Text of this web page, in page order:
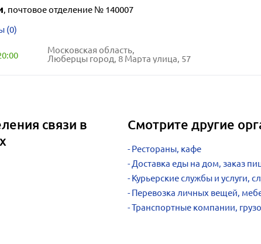
, почтовое отделение № 140007
(0)
Московская область,
Люберцы город, 8 Марта улица, 57
связи в
Смотрите другие
Рестораны, кафе
Доставка еды на дом, заказ
Курьерские службы и услуги,
Перевозка личных вещей,
Транспортные компании,